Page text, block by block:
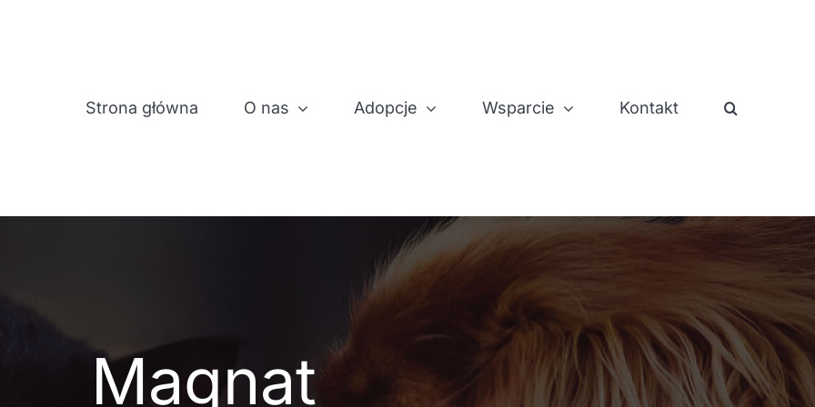
Strona główna O nas Adopcje Wsparcie Kontakt
Magnat